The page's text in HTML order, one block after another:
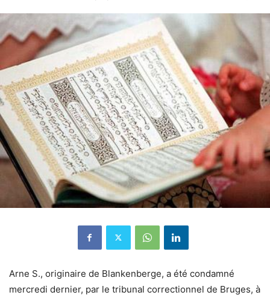
Arne S., originaire de Blankenberge, a été condamné
mercredi dernier, par le tribunal correctionnel de Bruges, à